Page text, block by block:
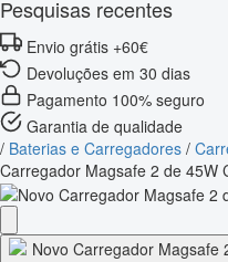
Pesquisas recentes
Envio grátis +60€
Devoluções em 30 dias
Pagamento 100% seguro
Garantia de qualidade
/ Baterias e Carregadores /
Carregador Magsafe 2 de 45W